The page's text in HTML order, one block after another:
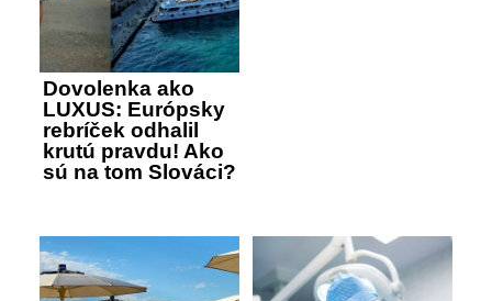
Dovolenka ako
LUXUS: Európsky
rebríček odhalil
krutú pravdu! Ako
sú na tom Slováci?